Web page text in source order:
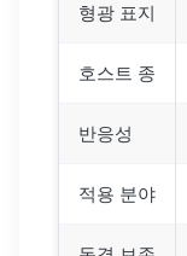
형광 표지
호스트 종
반응성
적용 분야